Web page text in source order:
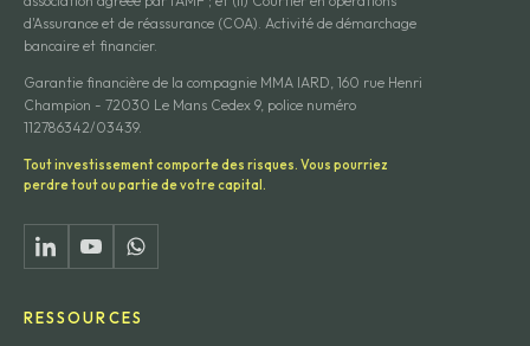
d'Assurance et de réassurance (COA). Activité de démarchage
bancaire et financier.
Garantie financière de la compagnie MMA IARD, 160 rue Henri
Champion - 72030 Le Mans Cedex 9, police numéro
112786342/03439.
Tout investissement comporte des risques. Vous pourriez
perdre tout ou partie de votre capital.
RESSOURCES